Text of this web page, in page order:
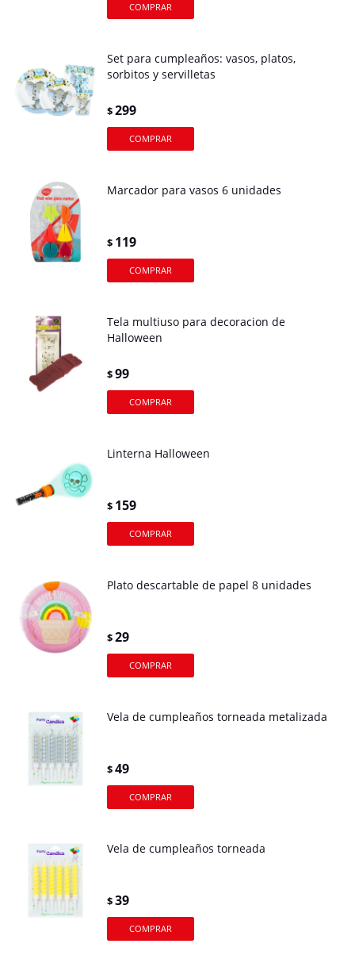
Set para cumpleaños: vasos, platos,
sorbitos y servilletas
$299
Marcador para vasos 6 unidades
$ 119
Tela multiuso para decoracion de
Halloween
$99
Linterna Halloween
$ 159
Plato descartable de papel 8 unidades
$29
Vela de cumpleaños torneada metalizada
$49
Vela de cumpleaños torneada
$39